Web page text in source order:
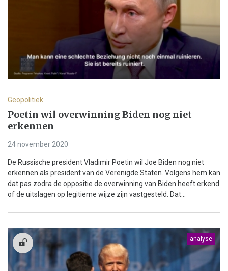
Geopolitiek
Poetin wil overwinning Biden nog niet
erkennen
24 november 2020
De Russische president Vladimir Poetin wil Joe Biden nog niet
erkennen als president van de Verenigde Staten. Volgens hem kan
dat pas zodra de oppositie de overwinning van Biden heeft erkend
of de uitslagen op legitieme wijze zijn vastgesteld. Dat...
analyse